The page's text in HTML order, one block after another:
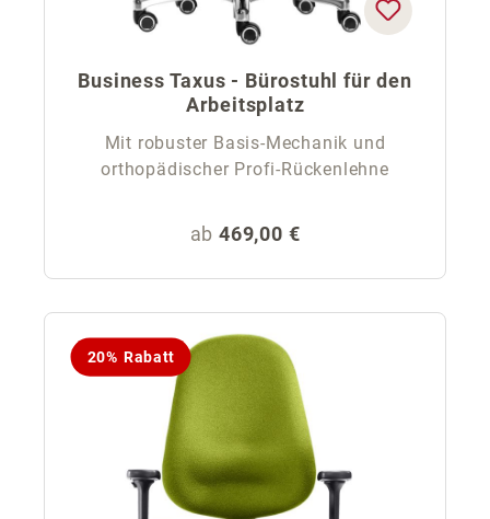
Business Taxus - Bürostuhl für den
Arbeitsplatz
Mit robuster Basis-Mechanik und
orthopädischer Profi-Rückenlehne
Regulärer Preis:
ab 469,00 €
20% Rabatt